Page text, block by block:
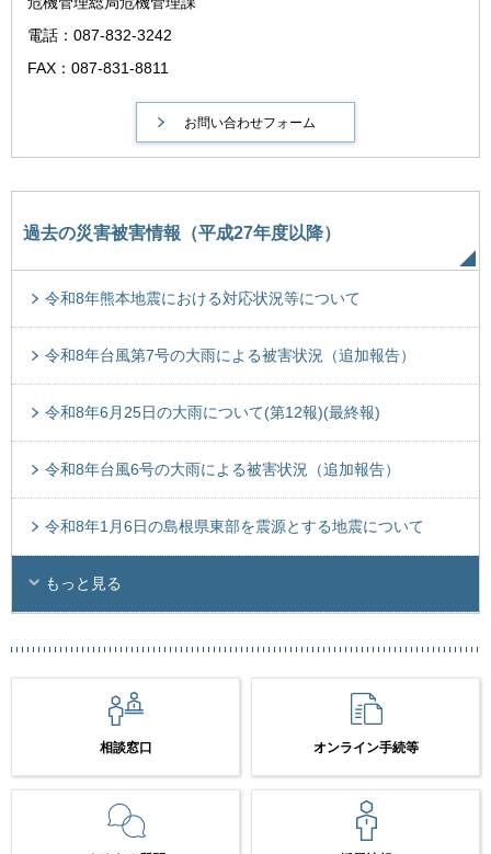
電話：087-832-3242
FAX：087-831-8811
過去の災害被害情報（平成27年度以降）
令和8年熊本地震における対応状況等について
令和8年台風第7号の大雨による被害状況（追加報告）
令和8年6月25日の大雨について(第12報)(最終報)
令和8年台風6号の大雨による被害状況（追加報告）
令和8年1月6日の島根県東部を震源とする地震について
もっと見る
相談窓口 オンライン手続等